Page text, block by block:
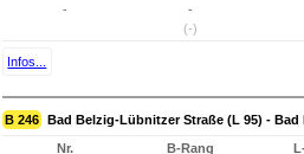
-
-
(-)
Infos...
B 246 Bad Belzig-Lübnitzer Straße (L 95) -
Nr.
B-Rang